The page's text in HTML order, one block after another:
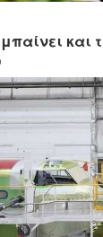
και